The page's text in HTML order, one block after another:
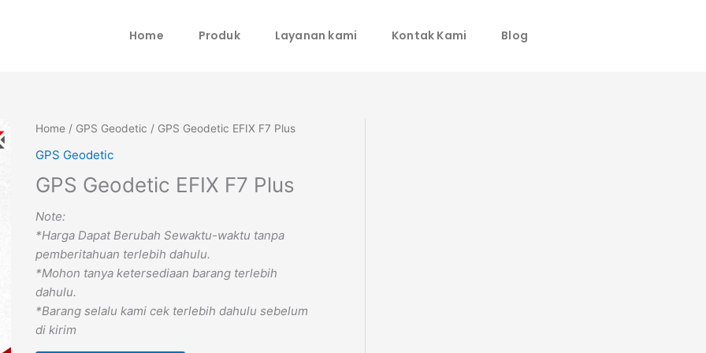
Home Produk Layanan kami Kontak Kami Blog
Home/ GPS Geodetic / GPS Geodetic EFIX F7 Plus
GPS Geodetic
GPS Geodetic EFIX F7 Plus
Note:
*Harga Dapat Berubah Sewaktu-waktu tanpa
pemberitahuan terlebih dahulu.
*Mohon tanya ketersediaan barang terlebih
dahulu.
*Barang selalu kami cek terlebih dahulu sebelum
di kirim